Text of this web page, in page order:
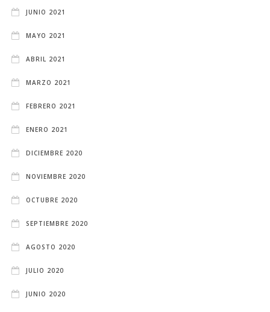
JUNIO 2021
MAYO 2021
ABRIL 2021
MARZO 2021
FEBRERO 2021
ENERO 2021
DICIEMBRE 2020
NOVIEMBRE 2020
OCTUBRE 2020
SEPTIEMBRE 2020
AGOSTO 2020
JULIO 2020
JUNIO 2020